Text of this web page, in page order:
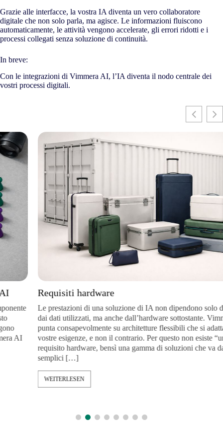
Grazie alle interfacce, la vostra IA diventa un vero collaboratore
digitale che non solo parla, ma agisce. Le informazioni fluiscono
automaticamente, le attività vengono accelerate, gli errori ridotti e i
processi collegati senza soluzione di continuità.
In breve:
Con le integrazioni di Vimmera AI, l’IA diventa il nodo centrale dei
vostri processi digitali.
Requisiti hardware
Le prestazioni di una soluzione di IA non dipendono solo dai
dai dati utilizzati, ma anche dall’hardware sottostante. Vimmera
punta consapevolmente su architetture flessibili che si adattano
vostre esigenze, e non il contrario. Per questo non esiste “un
requisito hardware, bensì una gamma di soluzioni che va da
semplici […]
WEITERLESEN